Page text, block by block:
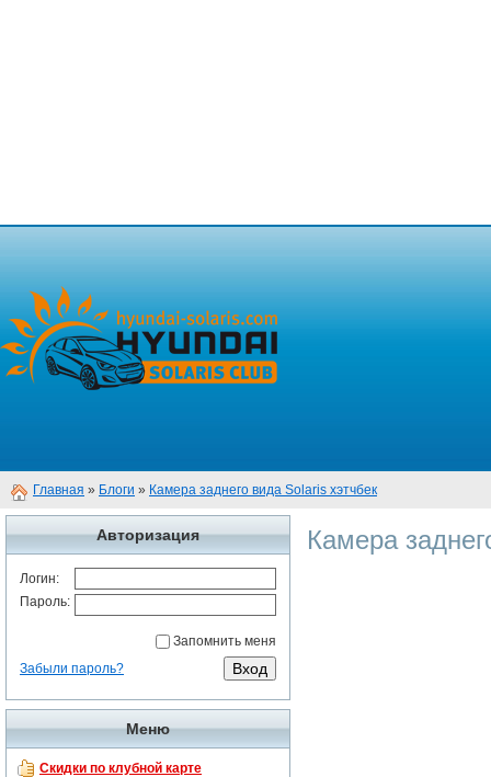
Главная » Блоги » Камера заднего вида Solaris хэтчбек
Авторизация
Логин:
Пароль:
Запомнить меня
Забыли пароль?
Меню
Скидки по клубной карте
Камера